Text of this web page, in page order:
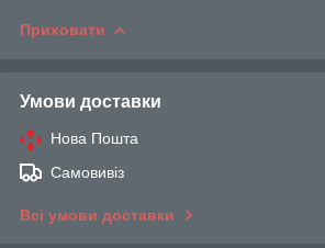
Приховати
Умови доставки
Нова Пошта
Самовивіз
Всі умови доставки